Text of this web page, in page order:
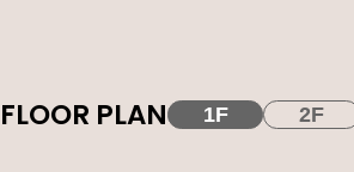
FLOOR PLAN 1F 2F